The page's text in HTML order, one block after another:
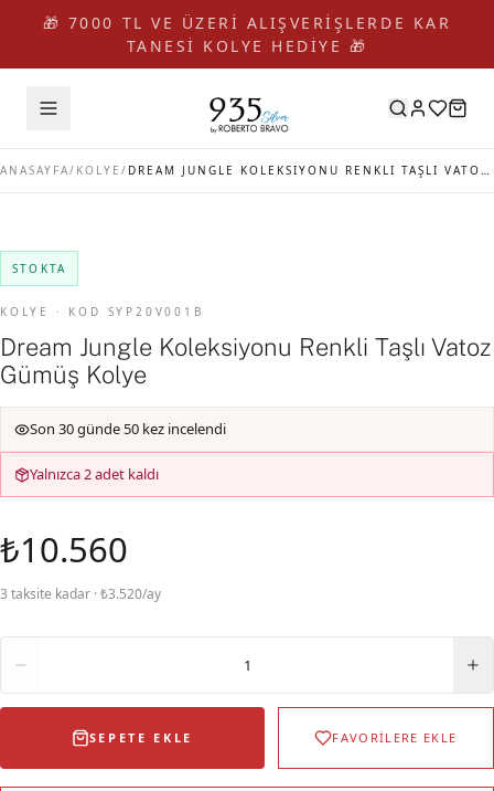
🎁 7000 TL VE ÜZERİ ALIŞVERİŞLERDE KAR
TANESİ KOLYE HEDİYE 🎁
ANASAYFA/ KOLYE / DREAM JUNGLE KOLEKSIYONU RENKLI TAŞLI VATOZ GÜMÜŞ KOLYE
STOKTA
KOLYE · KOD SYP20V001B
Dream Jungle Koleksiyonu Renkli Taşlı Vatoz
Gümüş Kolye
Son 30 günde 50 kez incelendi
Yalnızca 2 adet kaldı
₺10.560
3 taksite kadar · ₺3.520/ay
1
SEPETE EKLE FAVORİLERE EKLE